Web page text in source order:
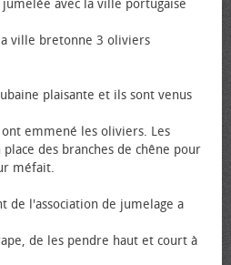
avec la ville portugaise
ville bretonne 3 oliviers
plaisante et ils sont venus
emmené les oliviers. Les
des branches de chêne pour
méfait.
de l'association de jumelage a
de les pendre haut et court à